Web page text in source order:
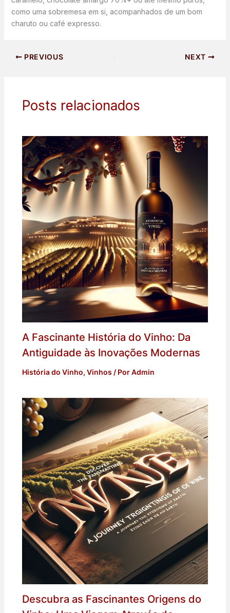
como uma sobremesa em si, acompanhados de um bom
charuto ou café expresso.
PREVIOUS NEXT
Posts relacionados
A Fascinante História do Vinho: Da
Antiguidade às Inovações Modernas
História do Vinho, Vinhos / PorAdmin
Descubra as Fascinantes Origens do